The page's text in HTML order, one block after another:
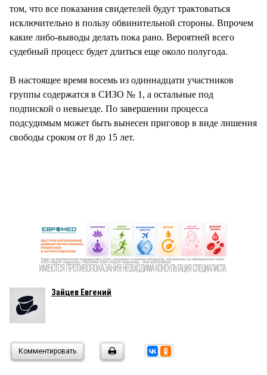
том, что все показания свидетелей будут трактоваться
исключительно в пользу обвинительной стороны. Впрочем
какие либо-выводы делать пока рано. Вероятней всего
судебный процесс будет длиться еще около полугода.
В настоящее время восемь из одиннадцати участников
группы содержатся в СИЗО № 1, а остальные под
подпиской о невыезде. По завершении процесса
подсудимым может быть вынесен приговор в виде лишения
свободы сроком от 8 до 15 лет.
Зайцев Евгений
Комментировать